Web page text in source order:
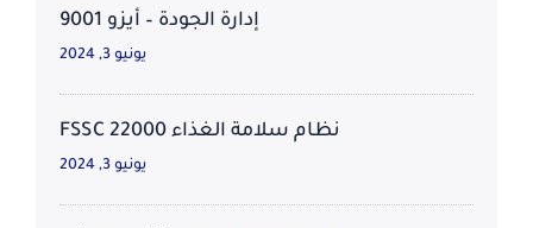
إدارة الجودة – أيزو 9001
يونيو 3, 2024
نظام سلامة الغذاء FSSC 22000
يونيو 3, 2024